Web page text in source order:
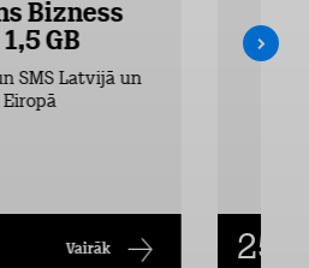
Bizness
GB
SMS Latvijā un
Vairāk